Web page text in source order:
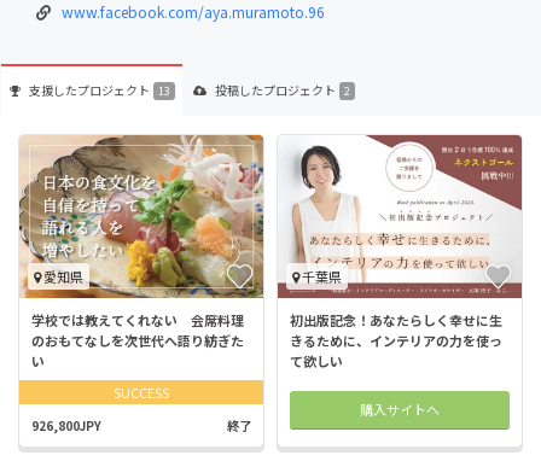
www.facebook.com/aya.muramoto.96
支援したプロジェクト 13 投稿したプロジェクト 2
愛知県
学校では教えてくれない 会席料理
のおもてなしを次世代へ語り紡ぎた
い
SUCCESS
926,800JPY 終了
千葉県
初出版記念！あなたらしく幸せに⽣
きるために、インテリアの⼒を使っ
て欲しい
購入サイトへ